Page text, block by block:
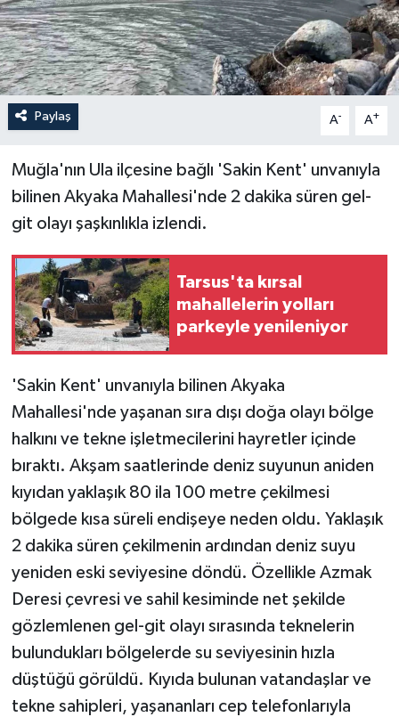
Paylaş A- A+
Muğla'nın Ula ilçesine bağlı 'Sakin Kent' unvanıyla
bilinen Akyaka Mahallesi'nde 2 dakika süren gel-
git olayı şaşkınlıkla izlendi.
Tarsus'ta kırsal
mahallelerin yolları
parkeyle yenileniyor
'Sakin Kent' unvanıyla bilinen Akyaka
Mahallesi'nde yaşanan sıra dışı doğa olayı bölge
halkını ve tekne işletmecilerini hayretler içinde
bıraktı. Akşam saatlerinde deniz suyunun aniden
kıyıdan yaklaşık 80 ila 100 metre çekilmesi
bölgede kısa süreli endişeye neden oldu. Yaklaşık
2 dakika süren çekilmenin ardından deniz suyu
yeniden eski seviyesine döndü. Özellikle Azmak
Deresi çevresi ve sahil kesiminde net şekilde
gözlemlenen gel-git olayı sırasında teknelerin
bulundukları bölgelerde su seviyesinin hızla
düştüğü görüldü. Kıyıda bulunan vatandaşlar ve
tekne sahipleri, yaşananları cep telefonlarıyla